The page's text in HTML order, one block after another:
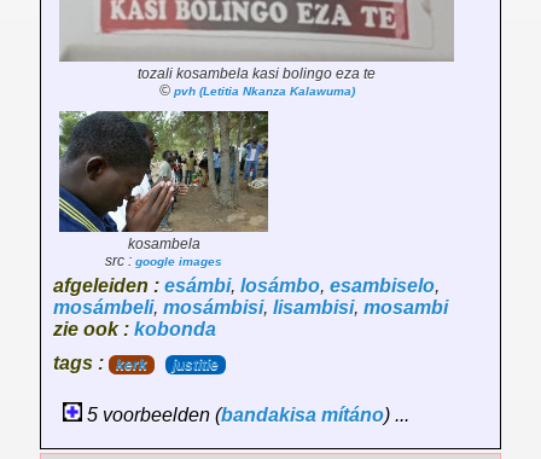
tozali kosambela kasi bolingo eza te
© pvh (Letitia Nkanza Kalawuma)
kosambela
src : google images
afgeleiden : esámbi, losámbo, esambiselo,
mosámbeli, mosámbisi, lisambisi, mosambi
zie ook : kobonda
tags :
kerk justitie
5 voorbeelden (bandakisa mítáno) ...